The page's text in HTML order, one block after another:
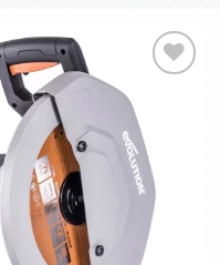
Toevoegen
wenslijst